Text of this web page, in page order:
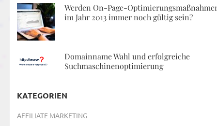
Werden On-Page-
im Jahr 2013 immer noch gültig sein?
Domainname Wahl und erfolgreiche
Suchmaschinenoptimierung
KATEGORIEN
AFFILIATE MARKETING